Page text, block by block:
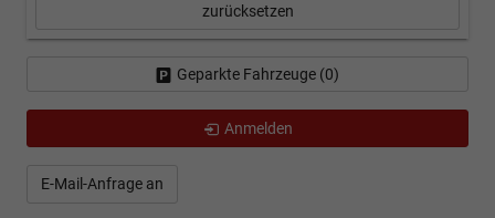
E-Mail-Anfrage an
zurücksetzen
Geparkte Fahrzeuge (0)
Anmelden